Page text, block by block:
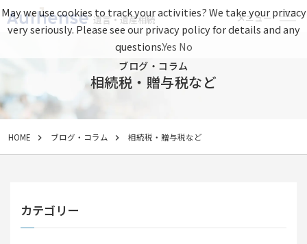
メニュー
遺言・遺産相続
ブログ・コラム
相続税・贈与税など
HOME ブログ・コラム 相続税・贈与税など
カテゴリー
May we use cookies to track your activities? We take your privacy
very seriously. Please see our privacy policy for details and any
questions.Yes No